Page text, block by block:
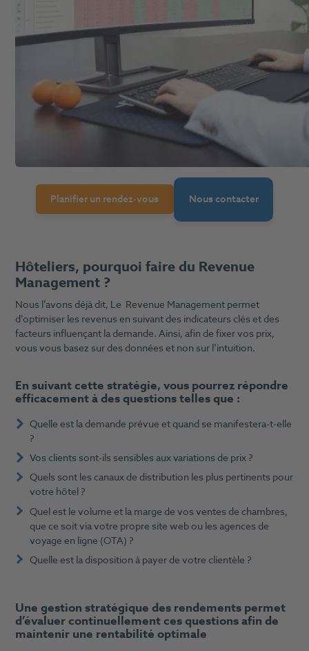
Planifier un rendez-vous Nous contacter
Hôteliers, pourquoi faire du Revenue
Management ?
Nous l’avons déjà dit, Le Revenue Management permet
d’optimiser les revenus en suivant des indicateurs clés et des
facteurs influençant la demande. Ainsi, afin de fixer vos prix,
vous vous basez sur des données et non sur l’intuition.
En suivant cette stratégie, vous pourrez répondre
efficacement à des questions telles que :
Quelle est la demande prévue et quand se manifestera-t-elle
?
Vos clients sont-ils sensibles aux variations de prix ?
Quels sont les canaux de distribution les plus pertinents pour
votre hôtel ?
Quel est le volume et la marge de vos ventes de chambres,
que ce soit via votre propre site web ou les agences de
voyage en ligne (OTA) ?
Quelle est la disposition à payer de votre clientèle ?
Une gestion stratégique des rendements permet
d’évaluer continuellement ces questions afin de
maintenir une rentabilité optimale